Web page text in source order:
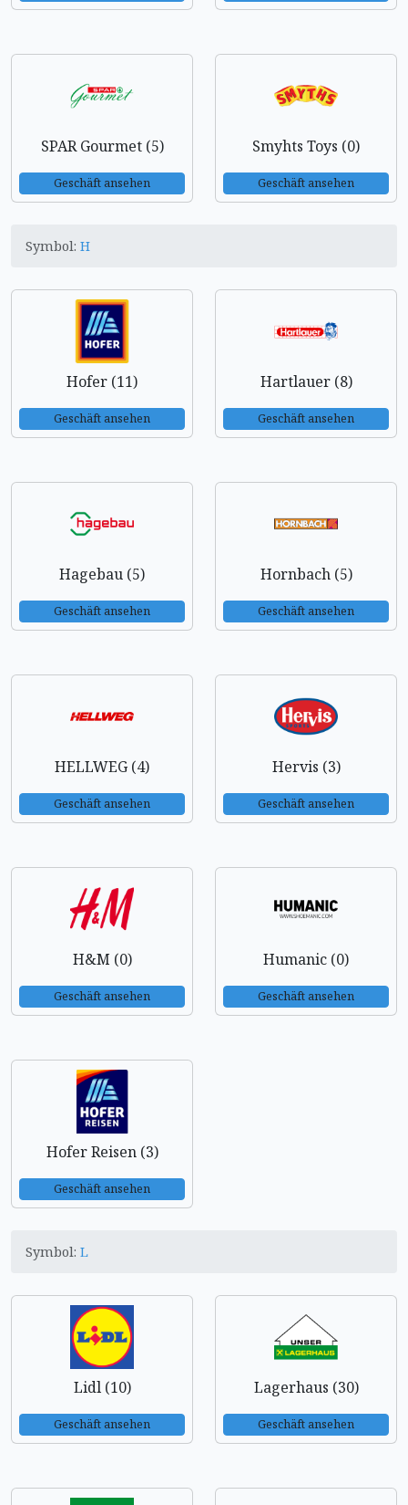
SPAR Gourmet (5)
Geschäft ansehen
Smyhts Toys (0)
Geschäft ansehen
Symbol: H
Hofer (11)
Geschäft ansehen
Hartlauer (8)
Geschäft ansehen
Hagebau (5)
Geschäft ansehen
Hornbach (5)
Geschäft ansehen
HELLWEG (4)
Geschäft ansehen
Hervis (3)
Geschäft ansehen
H&M (0)
Geschäft ansehen
Humanic (0)
Geschäft ansehen
Hofer Reisen (3)
Geschäft ansehen
Symbol: L
Lidl (10)
Geschäft ansehen
Lagerhaus (30)
Geschäft ansehen